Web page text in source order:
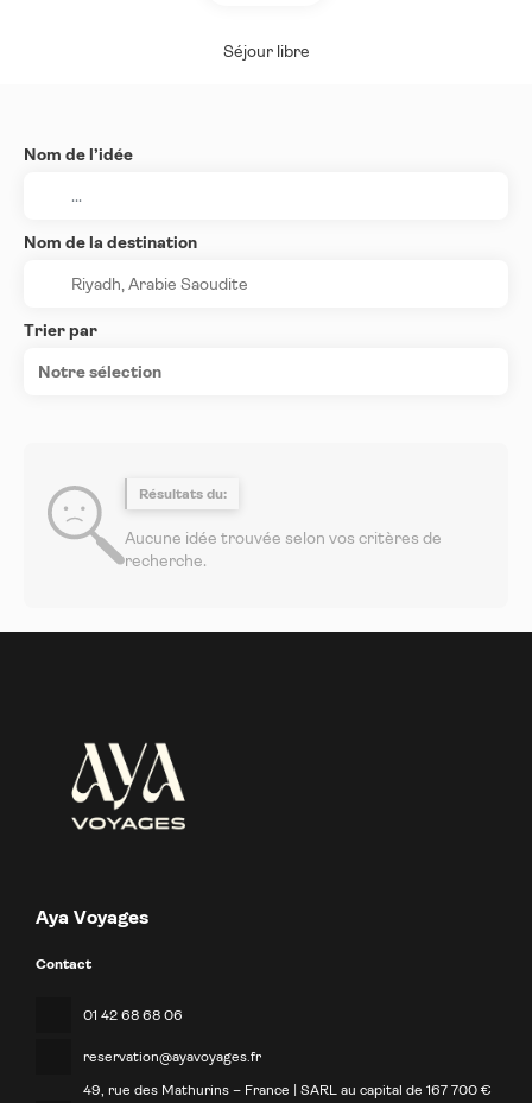
Séjour libre
Nom de l’idée
Nom de la destination
Trier par
Notre sélection
Résultats du:
Aucune idée trouvée selon vos critères de
recherche.
Aya Voyages
Contact
01 42 68 68 06
reservation@ayavoyages.fr
49, rue des Mathurins – France | SARL au capital de 167 700 €